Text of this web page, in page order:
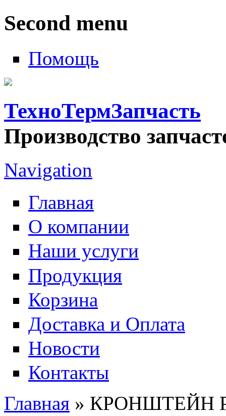
Second menu
Помощь
ТехноТермЗапчасть
Производство
Navigation
Главная
О компании
Наши услуги
Продукция
Корзина
Доставка и Оплата
Новости
Контакты
Вы здесь
Главная » КРОНШТЕЙН